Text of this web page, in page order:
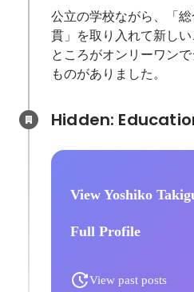
公立の学校ながら、「
貫」を取り入れて新し
ところがオンリーワン
ものがありました。
View Yoshiko
Full Profile
View past posts